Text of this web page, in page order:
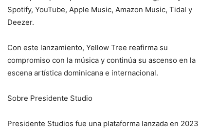
Spotify, YouTube, Apple Music, Amazon Music, Tidal y
Deezer.
Con este lanzamiento, Yellow Tree reafirma su
compromiso con la música y continúa su ascenso en la
escena artística dominicana e internacional.
Sobre Presidente Studio
Presidente Studios fue una plataforma lanzada en 2023